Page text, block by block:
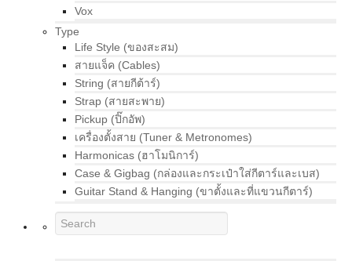
Vox
Type
Life Style (ของสะสม)
สายแจ็ค (Cables)
String (สายกีต้าร์)
Strap (สายสะพาย)
Pickup (ปิ๊กอัพ)
เครื่องตั้งสาย (Tuner & Metronomes)
Harmonicas (ฮาโมนิการ์)
Case & Gigbag (กล่องและกระเป๋าใส่กีตาร์และเบส)
Guitar Stand & Hanging (ขาตั้งและที่แขวนกีตาร์)